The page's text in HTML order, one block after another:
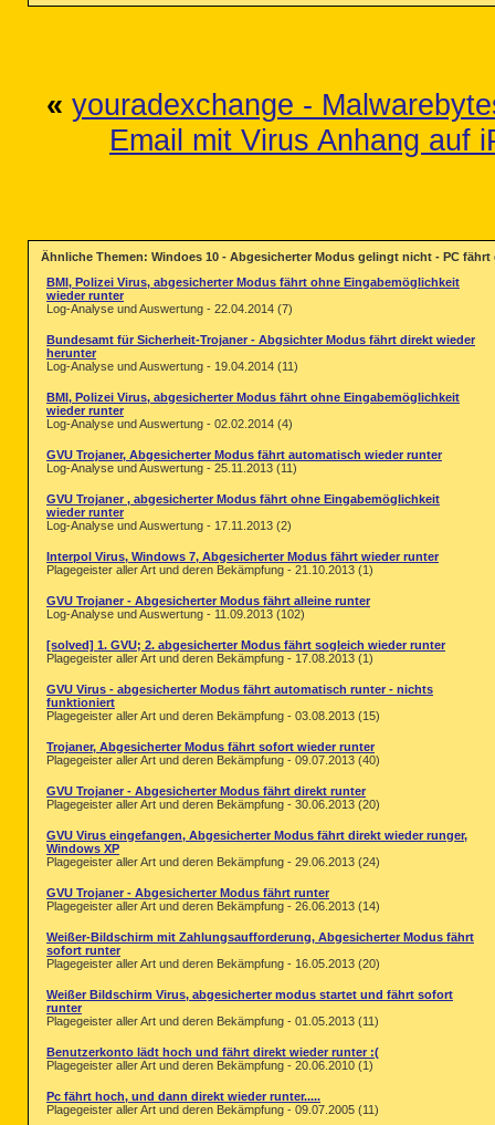
« youradexchange -
Email mit Virus Anhang auf
Ähnliche Themen: Windoes 10 - Abgesicherter Modus gelingt nicht - PC
BMI, Polizei Virus, abgesicherter Modus fährt ohne Eingabemöglichkeit
wieder runter
Log-Analyse und Auswertung - 22.04.2014 (7)
Bundesamt für Sicherheit-Trojaner - Abgsichter Modus fährt direkt wieder
herunter
Log-Analyse und Auswertung - 19.04.2014 (11)
BMI, Polizei Virus, abgesicherter Modus fährt ohne Eingabemöglichkeit
wieder runter
Log-Analyse und Auswertung - 02.02.2014 (4)
GVU Trojaner, Abgesicherter Modus fährt automatisch wieder runter
Log-Analyse und Auswertung - 25.11.2013 (11)
GVU Trojaner , abgesicherter Modus fährt ohne Eingabemöglichkeit
wieder runter
Log-Analyse und Auswertung - 17.11.2013 (2)
Interpol Virus, Windows 7, Abgesicherter Modus fährt wieder runter
Plagegeister aller Art und deren Bekämpfung - 21.10.2013 (1)
GVU Trojaner - Abgesicherter Modus fährt alleine runter
Log-Analyse und Auswertung - 11.09.2013 (102)
[solved] 1. GVU; 2. abgesicherter Modus fährt sogleich wieder runter
Plagegeister aller Art und deren Bekämpfung - 17.08.2013 (1)
GVU Virus - abgesicherter Modus fährt automatisch runter - nichts
funktioniert
Plagegeister aller Art und deren Bekämpfung - 03.08.2013 (15)
Trojaner, Abgesicherter Modus fährt sofort wieder runter
Plagegeister aller Art und deren Bekämpfung - 09.07.2013 (40)
GVU Trojaner - Abgesicherter Modus fährt direkt runter
Plagegeister aller Art und deren Bekämpfung - 30.06.2013 (20)
GVU Virus eingefangen, Abgesicherter Modus fährt direkt wieder runger,
Windows XP
Plagegeister aller Art und deren Bekämpfung - 29.06.2013 (24)
GVU Trojaner - Abgesicherter Modus fährt runter
Plagegeister aller Art und deren Bekämpfung - 26.06.2013 (14)
Weißer-Bildschirm mit Zahlungsaufforderung, Abgesicherter Modus fährt
sofort runter
Plagegeister aller Art und deren Bekämpfung - 16.05.2013 (20)
Weißer Bildschirm Virus, abgesicherter modus startet und fährt sofort
runter
Plagegeister aller Art und deren Bekämpfung - 01.05.2013 (11)
Benutzerkonto lädt hoch und fährt direkt wieder runter :(
Plagegeister aller Art und deren Bekämpfung - 20.06.2010 (1)
Pc fährt hoch, und dann direkt wieder runter.....
Plagegeister aller Art und deren Bekämpfung - 09.07.2005 (11)